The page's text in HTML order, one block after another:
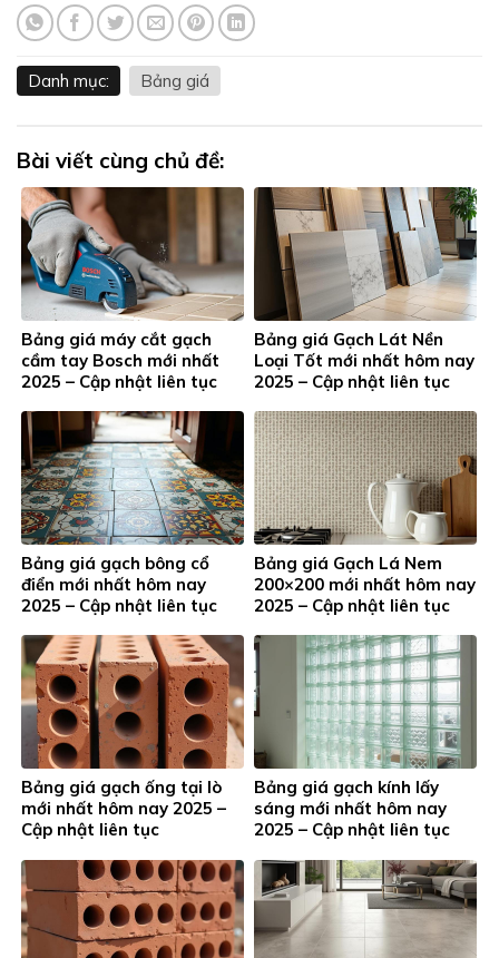
Danh mục: Bảng giá
Bài viết cùng chủ đề:
Bảng giá máy cắt gạch
cầm tay Bosch mới nhất
2025 – Cập nhật liên tục
Bảng giá Gạch Lát Nền
Loại Tốt mới nhất hôm nay
2025 – Cập nhật liên tục
Bảng giá gạch bông cổ
điển mới nhất hôm nay
2025 – Cập nhật liên tục
Bảng giá Gạch Lá Nem
200×200 mới nhất hôm nay
2025 – Cập nhật liên tục
Bảng giá gạch ống tại lò
mới nhất hôm nay 2025 –
Cập nhật liên tục
Bảng giá gạch kính lấy
sáng mới nhất hôm nay
2025 – Cập nhật liên tục